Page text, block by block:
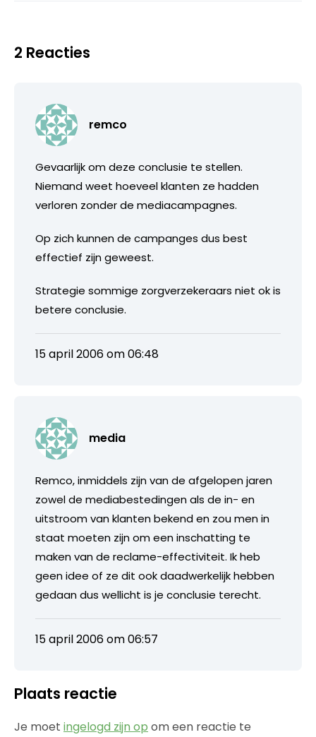
2 Reacties
remco
Gevaarlijk om deze conclusie te stellen.
Niemand weet hoeveel klanten ze hadden
verloren zonder de mediacampagnes.
Op zich kunnen de campanges dus best
effectief zijn geweest.
Strategie sommige zorgverzekeraars niet ok is
betere conclusie.
15 april 2006 om 06:48
media
Remco, inmiddels zijn van de afgelopen jaren
zowel de mediabestedingen als de in- en
uitstroom van klanten bekend en zou men in
staat moeten zijn om een inschatting te
maken van de reclame-effectiviteit. Ik heb
geen idee of ze dit ook daadwerkelijk hebben
gedaan dus wellicht is je conclusie terecht.
15 april 2006 om 06:57
Plaats reactie
Je moet ingelogd zijn op om een reactie te